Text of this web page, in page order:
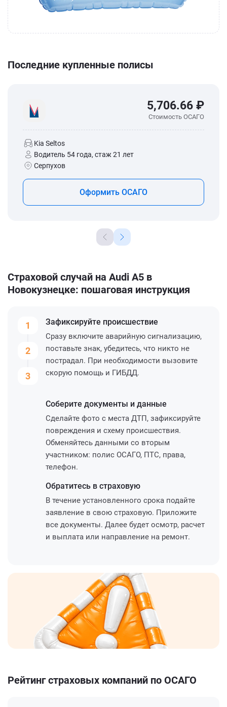
Последние купленные полисы
5,706.66 ₽
Стоимость ОСАГО
Kia Seltos
Водитель 54 года, стаж 21 лет
Серпухов
Оформить ОСАГО
Страховой случай на Audi A5 в
Новокузнецке: пошаговая инструкция
1
2
3
Зафиксируйте происшествие
Сразу включите аварийную сигнализацию,
поставьте знак, убедитесь, что никто не
пострадал. При необходимости вызовите
скорую помощь и ГИБДД.
Соберите документы и данные
Сделайте фото с места ДТП, зафиксируйте
повреждения и схему происшествия.
Обменяйтесь данными со вторым
участником: полис ОСАГО, ПТС, права,
телефон.
Обратитесь в страховую
В течение установленного срока подайте
заявление в свою страховую. Приложите
все документы. Далее будет осмотр, расчет
и выплата или направление на ремонт.
Рейтинг страховых компаний по ОСАГО